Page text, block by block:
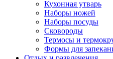
Кухонная утварь
Наборы ножей
Наборы посуды
Сковороды
Термосы и
Формы для